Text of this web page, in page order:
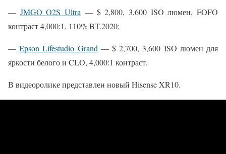
— JMGO O2S Ultra — $ 2,800, 3,600 ISO люмен, FOFO
контраст 4,000:1, 110% BT.2020;
—Epson Lifestudio Grand — $ 2,700, 3,600 ISO люмен для
яркости белого и CLO, 4,000:1 контраст.
В видеоролике представлен новый Hisense XR10.